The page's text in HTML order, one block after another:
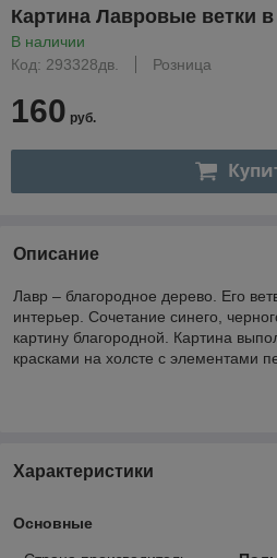
Картина Лавровые ветки в
В наличии
Код: 293328дв.
Розница
160 руб.
Описание
Лавр – благородное дерево. Его
интерьер. Сочетание синего,
картину благородной. Картина
красками на холсте с элементами
Характеристики
Основные